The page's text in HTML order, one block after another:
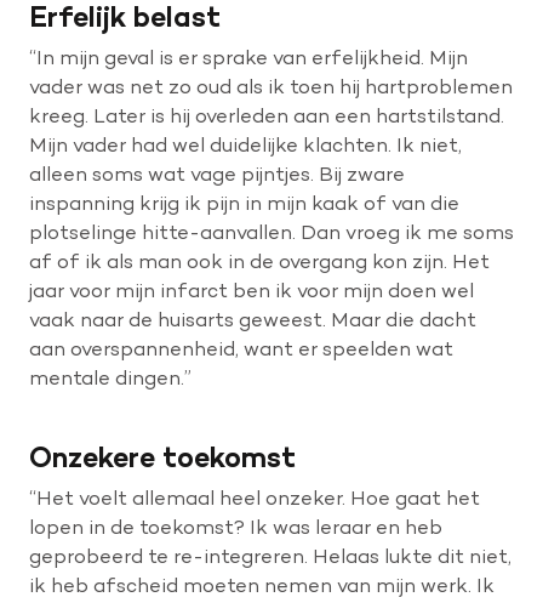
Erfelijk belast
“In mijn geval is er sprake van erfelijkheid. Mijn
vader was net zo oud als ik toen hij hartproblemen
kreeg. Later is hij overleden aan een hartstilstand.
Mijn vader had wel duidelijke klachten. Ik niet,
alleen soms wat vage pijntjes. Bij zware
inspanning krijg ik pijn in mijn kaak of van die
plotselinge hitte-aanvallen. Dan vroeg ik me soms
af of ik als man ook in de overgang kon zijn. Het
jaar voor mijn infarct ben ik voor mijn doen wel
vaak naar de huisarts geweest. Maar die dacht
aan overspannenheid, want er speelden wat
mentale dingen.”
Onzekere toekomst
“Het voelt allemaal heel onzeker. Hoe gaat het
lopen in de toekomst? Ik was leraar en heb
geprobeerd te re-integreren. Helaas lukte dit niet,
ik heb afscheid moeten nemen van mijn werk. Ik